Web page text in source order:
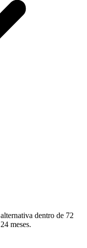
dentro de 72
meses.